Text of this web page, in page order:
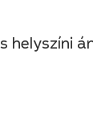
helyszíni